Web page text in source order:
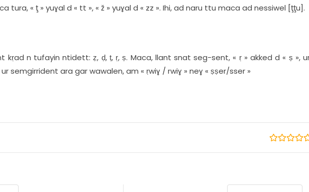
tura, « ţ » yuɣal d « tt », « ž » yuɣal d « zz ». Ihi, ad naru ttu maca ad nessiwel [ţţu].
kṛad n tufayin ntidett: ẓ, ḍ, ṭ, ṛ, ṣ. Maca, llant snat seg-sent, « ṛ » akked d « ṣ »,
semgirrident ara gar wawalen, am « ṛwiɣ / rwiɣ » neɣ « ṣṣer/sser »